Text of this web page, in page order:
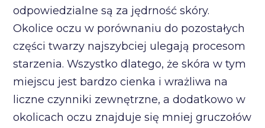
odpowiedzialne są za jędrność skóry.
Okolice oczu w porównaniu do pozostałych
części twarzy najszybciej ulegają procesom
starzenia. Wszystko dlatego, że skóra w tym
miejscu jest bardzo cienka i wrażliwa na
liczne czynniki zewnętrzne, a dodatkowo w
okolicach oczu znajduje się mniej gruczołów